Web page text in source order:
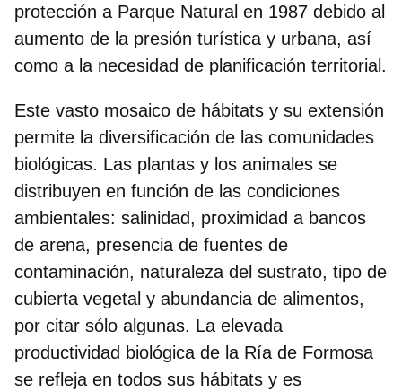
protección a Parque Natural en 1987 debido al
aumento de la presión turística y urbana, así
como a la necesidad de planificación territorial.
Este vasto mosaico de hábitats y su extensión
permite la diversificación de las comunidades
biológicas. Las plantas y los animales se
distribuyen en función de las condiciones
ambientales: salinidad, proximidad a bancos
de arena, presencia de fuentes de
contaminación, naturaleza del sustrato, tipo de
cubierta vegetal y abundancia de alimentos,
por citar sólo algunas. La elevada
productividad biológica de la Ría de Formosa
se refleja en todos sus hábitats y es